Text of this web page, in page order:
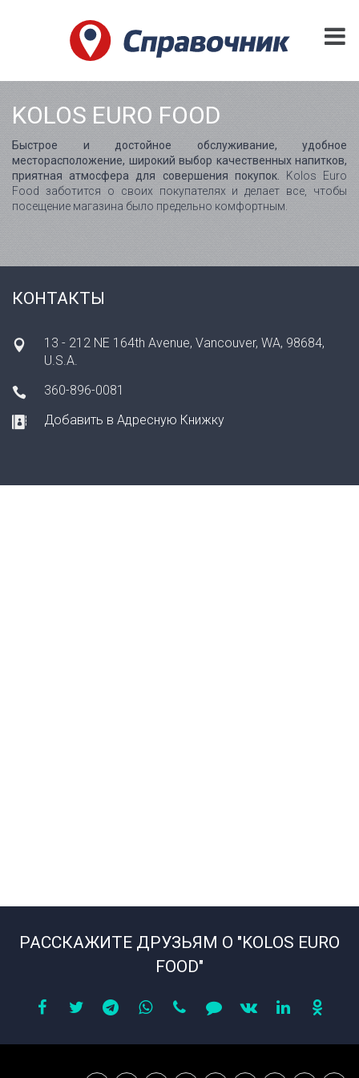
KOLOS EURO FOOD
Быстрое и достойное обслуживание, удобное
месторасположение, широкий выбор качественных напитков,
приятная атмосфера для совершения покупок.
Kolos Euro
Food заботится о своих покупателях и делает все, чтобы
посещение магазина было предельно комфортным.
КОНТАКТЫ
13 - 212 NE 164th Avenue, Vancouver, WA, 98684,
U.S.A.
360-896-0081
Добавить в Адресную Книжку
РАССКАЖИТЕ ДРУЗЬЯМ О "KOLOS EURO
FOOD"